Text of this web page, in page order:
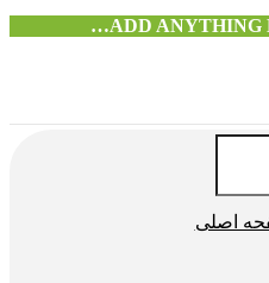
ADD ANYTHING
اصلی